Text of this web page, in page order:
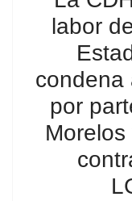
labor
condena
por